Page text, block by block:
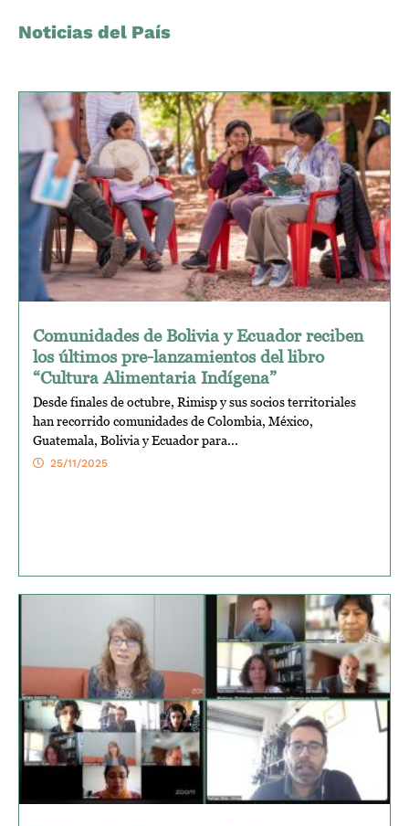
Noticias del País
Comunidades de Bolivia y Ecuador reciben
los últimos pre-lanzamientos del libro
“Cultura Alimentaria Indígena”
Desde finales de octubre, Rimisp y sus socios territoriales
han recorrido comunidades de Colombia, México,
Guatemala, Bolivia y Ecuador para...
25/11/2025